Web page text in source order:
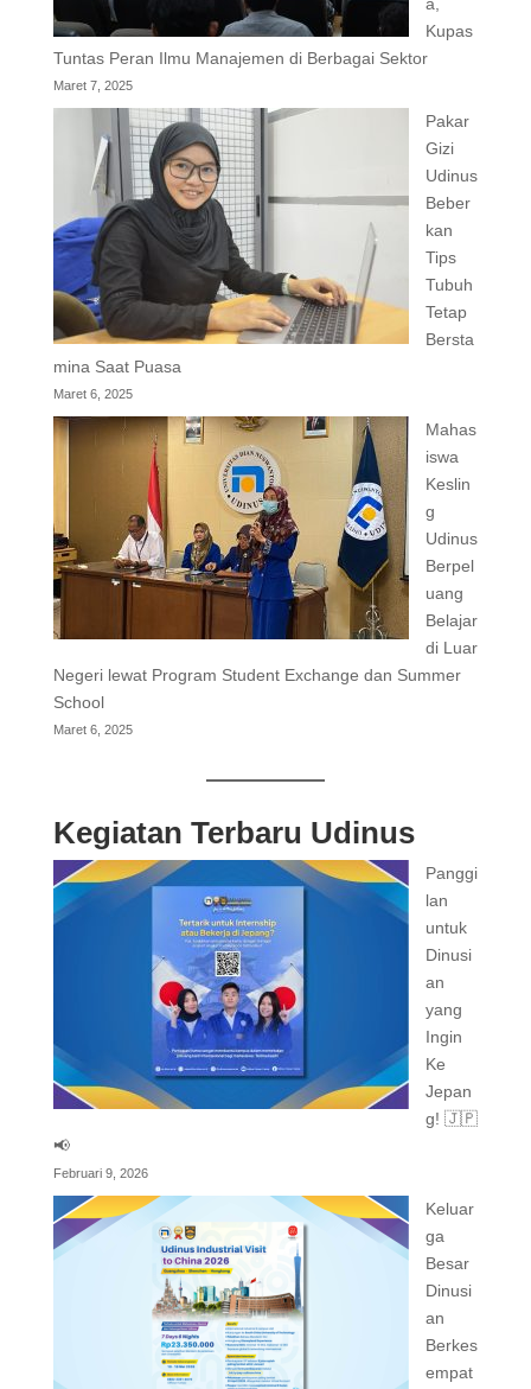
Kupas
Tuntas Peran Ilmu Manajemen di Berbagai Sektor
Maret 7, 2025
Pakar
Gizi
Udinus
Beber
kan
Tips
Tubuh
Tetap
Bersta
mina Saat Puasa
Maret 6, 2025
Mahas
iswa
Keslin
g
Udinus
Berpel
uang
Belajar
di Luar
Negeri lewat Program Student Exchange dan Summer
School
Maret 6, 2025
Kegiatan Terbaru Udinus
Panggi
lan
untuk
Dinusi
an
yang
Ingin
Ke
Jepan
g! 🇯🇵
📢
Februari 9, 2026
Keluar
ga
Besar
Dinusi
an
Berkes
empat